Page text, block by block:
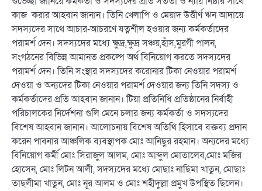
কাজ করার আহবান জানান। তিনি খেলাপি ও মেয়াদ উত্তীর্ণ ঋন আদায়ে
সদস্যদের সাথে আচার-আচরণে যত্নশীল হওয়ার জন্য কর্মকর্তাদের
পরামর্শ দেন। সদস্যদের মধ্যে ক্ষুদ্র,ক্ষুদ্র সঞ্চয়,হাঁস,মুরগী পালন,
সংগঠনের বিভিন্ন আমানত প্রকল্পে অর্থ বিনিয়োগ করতে সদস্যদের
পরামর্শ দেন। তিনি সংস্থার সদস্যদের করোনার টিকা নেওয়ার পরামর্শ
দেওয়া ও অন্যদের টিকা নেওয়ার পরামর্শ দেওয়ার জন্য তিনি সদস্য ও
কর্মকর্তাদের প্রতি আহবান জানান। টিয়া প্রতিনিধি প্রতিষ্ঠানের নির্বাহী
পরিচালকের নির্দেশনা গুলি মেনে চলার জন্য কর্মকর্তা ও সদস্যদের
বিশেষ আহবান জানান। আলোচনায় বিশেষ অতিথি হিসাবে বক্তব্য প্রদান
করেন পাবনার আঞ্চলিক ব্যবস্থাপক মোঃ আনিছুর রহমান। অন্যদের মধ্যে
বিনিয়োগ কর্মী মোঃ সিরাজুল আলম, মোঃ আব্দুল মোতালেব,মোঃ মজির
হোসেন, মোঃ লিটন আলী, সদস্যদের মধ্যে মোছাঃ নাছিমা খাতুন, মোছাঃ
তাছলীমা খাতুন, মোঃ নূর আলম ও মোঃ শহীদুল্লা প্রমুখ উপস্থিত ছিলেন।